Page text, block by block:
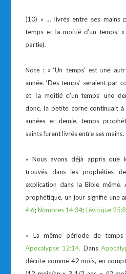
(10) « … livrés entre ses mains
temps et la moitié d’un temps.
partie).
Note : « ‘Un temps’ est une
année. ‘Des temps’ seraient par
et ‘la moitié d’un temps’ une
donc, la petite corne continuait
années et demie, temps
saints furent livrés entre ses mains.
» Nous avons déjà appris que
trouvés dans les prophéties
explication dans la Bible même.
prophétique, un jour signifie une
4:6;Nombres 14:34;Lévitique 25:8
» La même période de temps
Apocalypse 12:14. Dans
décrite comme 42 mois, en